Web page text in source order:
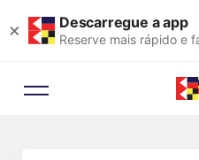
× Descarregue a app
Reserve mais rápido e